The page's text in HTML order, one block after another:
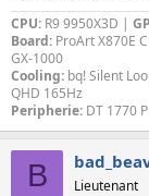
CPU: R9 9950X3D |
Board: ProArt X870E
GX-1000
Cooling: bq! Silent
QHD 165Hz
Peripherie: DT 1770
B Lieutenant